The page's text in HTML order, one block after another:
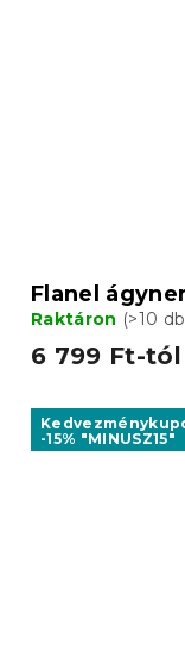
Flanel
Raktáron (>10
6 799 Ft-tól
-15% "MINUSZ15"